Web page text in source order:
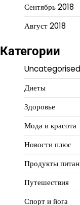
Сентябрь 2018
Август 2018
Категории
Uncategorised
Диеты
Здоровье
Мода и красота
Новости плюс
Продукты
Путешествия
Спорт и йога